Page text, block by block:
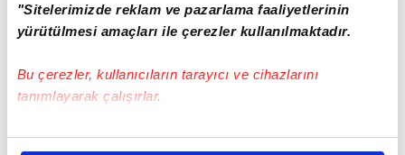
"Sitelerimizde reklam ve pazarlama faaliyetlerinin
yürütülmesi amaçları ile çerezler kullanılmaktadır.
Bu çerezler, kullanıcıların tarayıcı ve cihazlarını
tanımlayarak çalışırlar.
Bu çerezlere izin vermeniz halinde sizlere özel
#WİMBLEDON #ARYNA SABALENKA